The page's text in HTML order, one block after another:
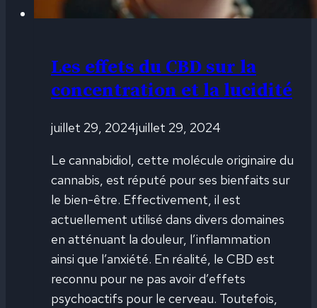
Les effets du CBD sur la
concentration et la lucidité
juillet 29, 2024juillet 29, 2024
Le cannabidiol, cette molécule originaire du
cannabis, est réputé pour ses bienfaits sur
le bien-être. Effectivement, il est
actuellement utilisé dans divers domaines
en atténuant la douleur, l’inflammation
ainsi que l’anxiété. En réalité, le CBD est
reconnu pour ne pas avoir d’effets
psychoactifs pour le cerveau. Toutefois,